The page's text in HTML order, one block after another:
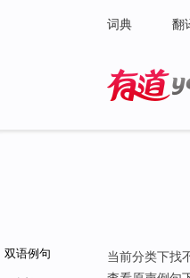
词典 翻
双语例句 当前分类下找